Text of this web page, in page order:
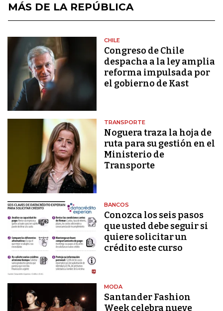
MÁS DE LA REPÚBLICA
CHILE
Congreso de Chile
despacha a la ley amplia
reforma impulsada por
el gobierno de Kast
TRANSPORTE
Noguera traza la hoja de
ruta para su gestión en el
Ministerio de
Transporte
BANCOS
Conozca los seis pasos
que usted debe seguir si
quiere solicitar un
crédito este curso
MODA
Santander Fashion
Week celebra nueve